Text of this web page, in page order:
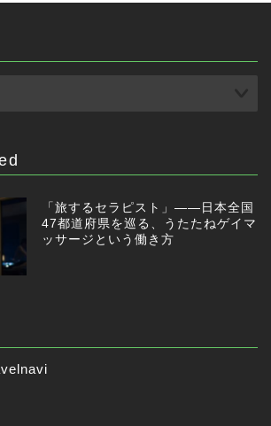
「旅するセラピスト」——日本全国
47都道府県を巡る、うたたねゲイマ
ッサージという働き方